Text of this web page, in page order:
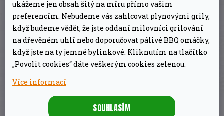
ukážeme jen obsah šitý na míru přímo vašim
preferencím. Nebudeme vás zahlcovat plynovými grily,
když budeme vědět, že jste oddaní milovníci grilování
na dřevěném uhlí nebo doporučovat pálivé BBQ omáčky,
když jste na ty jemné bylinkové. Kliknutím na tlačítko
„Povolit cookies“ dáte veškerým cookies zelenou.
Více informací
SOUHLASÍM
POPIS DISKUZE
DETAILNÍ POPIS PRODUKTU
vstříknutapřímo do masa
intenzivnějšího aroma a kratší doby